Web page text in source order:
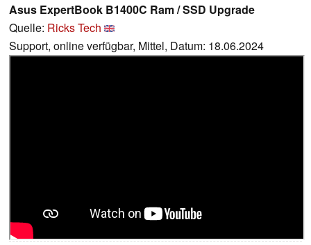
Asus ExpertBook B1400C Ram / SSD Upgrade
Quelle: Ricks Tech
Support, online verfügbar, Mittel, Datum: 18.06.2024